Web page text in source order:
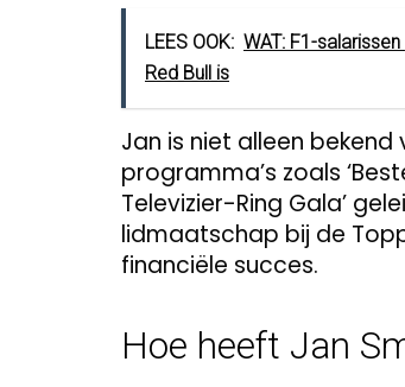
LEES OOK: WAT: F1-
Red Bull is
Jan is niet alleen
programma’s zoals
Televizier-Ring Gala’
lidmaatschap bij de
financiële succes.
Hoe heeft Jan